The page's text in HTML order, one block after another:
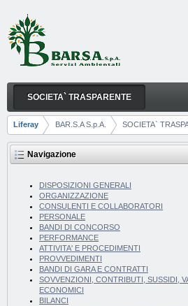
Salta al contenuto
SERVIZI EROGATI
Navigazione
SOCIETA` TRASPARENTE
Breadcrumb
Liferay BAR.S.A S.p.A. SOCIETA`
Navigazione
DISPOSIZIONI GENERALI
ORGANIZZAZIONE
CONSULENTI E COLLABORATORI
PERSONALE
BANDI DI CONCORSO
PERFORMANCE
ATTIVITA' E PROCEDIMENTI
PROVVEDIMENTI
BANDI DI GARA E CONTRATTI
SOVVENZIONI, CONTRIBUTI, SUSSIDI,
ECONOMICI
BILANCI